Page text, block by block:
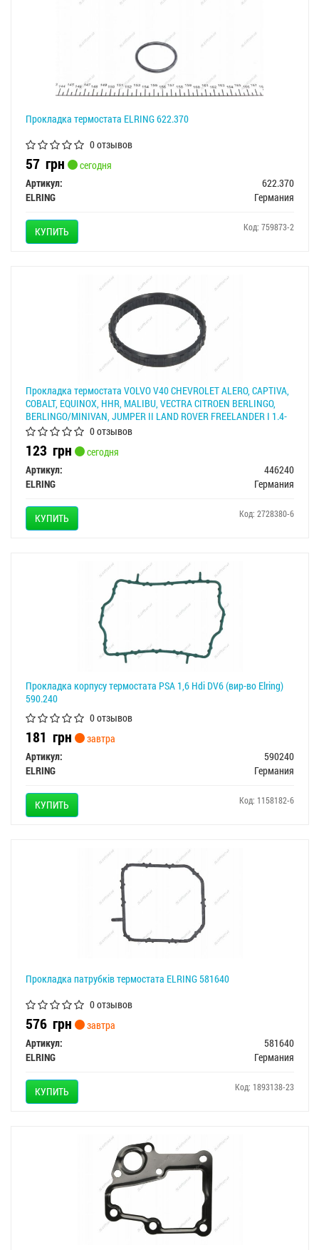
Прокладка термостата ELRING 622.370
0 отзывов
57 грн
сегодня
Артикул:
622.370
ELRING
Германия
КУПИТЬ Код: 759873-2
Прокладка термостата VOLVO V40 CHEVROLET ALERO, CAPTIVA,
COBALT, EQUINOX, HHR, MALIBU, VECTRA CITROEN BERLINGO,
BERLINGO/MINIVAN, JUMPER II LAND ROVER FREELANDER I 1.4-
3.0D 07.95- ELRING 446240
0 отзывов
123 грн
сегодня
Артикул:
446240
ELRING
Германия
КУПИТЬ Код: 2728380-6
Прокладка корпусу термостата PSA 1,6 Hdi DV6 (вир-во Elring)
590.240
0 отзывов
181 грн
завтра
Артикул:
590240
ELRING
Германия
КУПИТЬ Код: 1158182-6
Прокладка патрубків термостата ELRING 581640
0 отзывов
576 грн
завтра
Артикул:
581640
ELRING
Германия
КУПИТЬ Код: 1893138-23